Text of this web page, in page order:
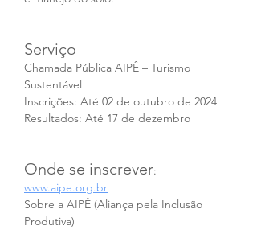
Serviço
Chamada Pública AIPÊ – Turismo
Sustentável
Inscrições: Até 02 de outubro de 2024
Resultados: Até 17 de dezembro
Onde se inscrever:
www.aipe.org.br
Sobre a AIPÊ (Aliança pela Inclusão
Produtiva)